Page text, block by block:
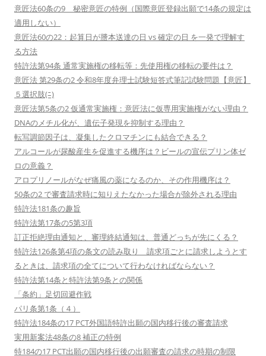
意匠法60条の9 秘密意匠の特例（国際意匠登録出願で14条の規定は
適用しない）
意匠法60の22：起算日が謄本送達の日 vs 確定の日 を一発で理解す
る方法
特許法第94条 通常実施権の移転等：先使用権の移転の要件は？
意匠法 第29条の2 令和8年度弁理士試験短答式筆記試験問題【意匠】
５選択肢(ﾆ)
意匠法第5条の2 仮通常実施権：意匠法に仮専用実施権がない理由？
DNAのメチル化が、遺伝子発現を抑制する理由？
転写調節因子は、凝集したクロマチンにも結合できる？
アルコールが尿酸産生を促進する機序は？ビールの宣伝プリン体ゼ
ロの意義？
アロプリノールがなぜ痛風の薬になるのか、その作用機序は？
50条の2 で審査請求時に知りえたなかった場合が除外される理由
特許法181条の趣旨
特許法第17条の5第3項
訂正拒絶理由通知と、審理終結通知は、普通どっちが先にくる？
特許法126条第4項の条文の読み取り 請求項ごとに請求しようとす
るときは、請求項の全てについて行わなければならない？
特許法第14条と特許法第9条との関係
「条約」足切回避作戦
パリ条第1条（４）
特許法184条の17 PCT外国語特許出願の国内移行後の審査請求
実用新案法48条の8 補正の特例
特184の17 PCT出願の国内移行後の出願審査の請求の時期の制限